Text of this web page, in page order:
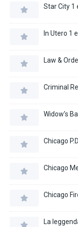
Star City 1
In Utero 1
Law &
Criminal
Widow’s
Chicago
Chicago
Chicago
La